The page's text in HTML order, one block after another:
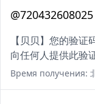
@720432608025
【贝贝】您的验
向任何人提供此验
Время получения: